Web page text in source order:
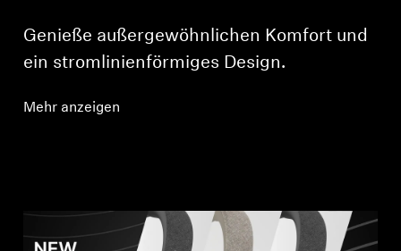
Genieße außergewöhnlichen Komfort und
ein stromlinienförmiges Design.
Mehr anzeigen